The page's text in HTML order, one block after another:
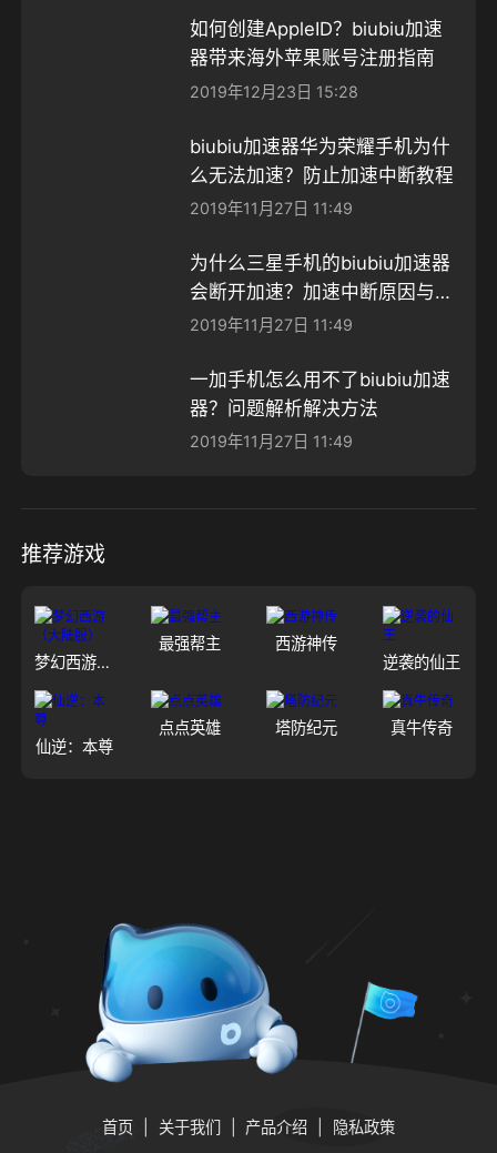
如何创建AppleID？biubiu加速
器带来海外苹果账号注册指南
2019年12月23日 15:28
biubiu加速器华为荣耀手机为什
么无法加速？防止加速中断教程
2019年11月27日 11:49
为什么三星手机的biubiu加速器
会断开加速？加速中断原因与解
决方案
2019年11月27日 11:49
一加手机怎么用不了biubiu加速
器？问题解析解决方法
2019年11月27日 11:49
推荐游戏
梦幻西游（大陆服）
最强帮主
西游神传
逆袭的仙王
仙逆：本尊
点点英雄 塔防纪元 真牛传奇
首页 关于我们 产品介绍 隐私政策